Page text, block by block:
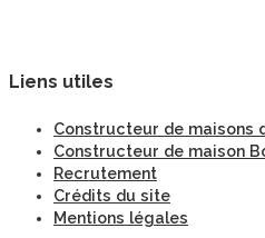
Liens utiles
Constructeur de maisons
Constructeur de maison
Recrutement
Crédits du site
Mentions légales